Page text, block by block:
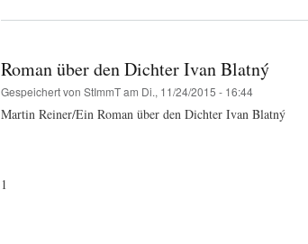
Roman über den Dichter Ivan Blatný
Gespeichert von StImmTam Di., 11/24/2015 - 16:44
Martin Reiner/Ein Roman über den Dichter Ivan Blatný
1